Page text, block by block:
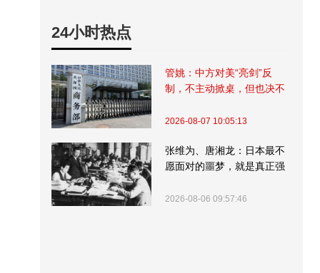
24小时热点
管姚：中方对美“亮剑”反
制，不主动掀桌，但也决不
2026-08-07 10:05:13
张维为、唐湘龙：日本最不
愿面对的噩梦，就是真正强
2026-08-06 09:57:46